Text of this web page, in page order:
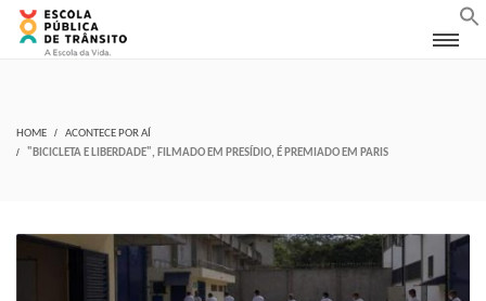
HOME
ACONTECE POR AÍ
"BICICLETA E LIBERDADE", FILMADO EM PRESÍDIO, É PREMIADO EM PARIS